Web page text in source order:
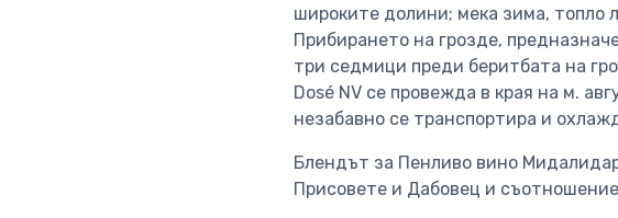
широките долини; мека зима, топло
Прибирането на грозде,
три седмици преди беритбата на
Dosé NV се провежда в края на м.
незабавно се транспортира и
Блендът за Пенливо вино
Присовете и Дабовец и